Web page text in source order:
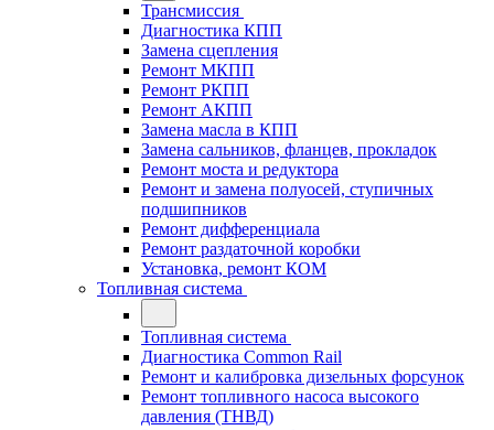
Трансмиссия
Диагностика КПП
Замена сцепления
Ремонт МКПП
Ремонт РКПП
Ремонт АКПП
Замена масла в КПП
Замена сальников, фланцев, прокладок
Ремонт моста и редуктора
Ремонт и замена полуосей, ступичных
подшипников
Ремонт дифференциала
Ремонт раздаточной коробки
Установка, ремонт КОМ
Топливная система
Топливная система
Диагностика Common Rail
Ремонт и калибровка дизельных форсунок
Ремонт топливного насоса высокого
давления (ТНВД)